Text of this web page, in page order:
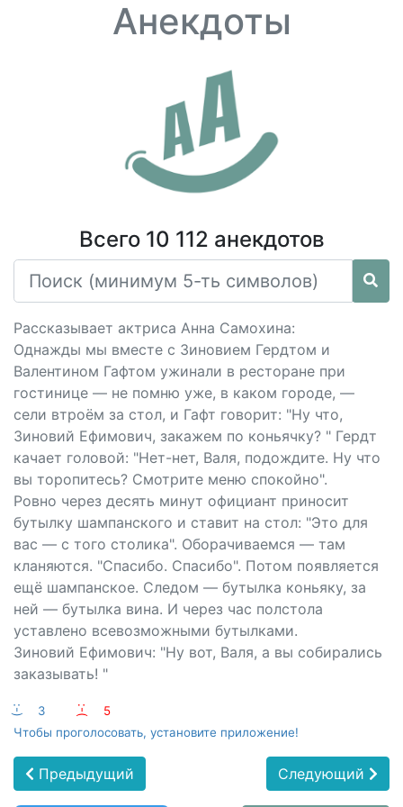
Анекдоты
Всего 10 112 анекдотов
Рассказывает актриса Анна Самохина:
Однажды мы вместе c Зиновием Гердтом и
Валентином Гафтом ужинали в ресторане при
гостинице — не помню уже, в каком городе, —
сели втроём за стол, и Гафт говорит: "Ну что,
Зиновий Ефимович, закажем по коньячку? " Гердт
качает головой: "Нет-нет, Валя, подождите. Ну что
вы торопитесь? Смотрите меню спокойно".
Ровно через десять минут официант приносит
бутылку шампанского и ставит на стол: "Это для
вас — с того столика". Оборачиваемся — там
кланяются. "Спасибо. Спасибо". Потом появляется
ещё шампанское. Следом — бутылка коньяку, за
ней — бутылка вина. И через час полстола
уставлено всевозможными бутылками.
Зиновий Ефимович: "Ну вот, Валя, а вы собирались
заказывать! "
:-) 3 :-(
5
Чтобы проголосовать, установите приложение!
Предыдущий Следующий